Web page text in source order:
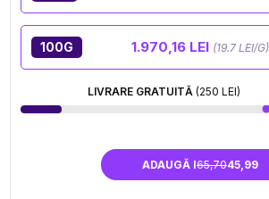
100G 1.970,16 LEI (19.7 LEI/G)
LIVRARE GRATUITĂ(250 LEI)
ADAUGĂ I65,7045,99